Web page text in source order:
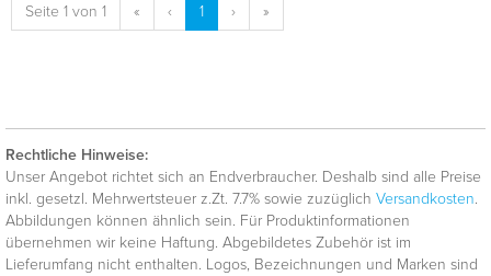
Seite 1 von 1 « ‹ 1 › »
Rechtliche Hinweise:
Unser Angebot richtet sich an Endverbraucher. Deshalb sind alle Preise
inkl. gesetzl. Mehrwertsteuer z.Zt. 7.7% sowie zuzüglich Versandkosten.
Abbildungen können ähnlich sein. Für Produktinformationen
übernehmen wir keine Haftung. Abgebildetes Zubehör ist im
Lieferumfang nicht enthalten. Logos, Bezeichnungen und Marken sind